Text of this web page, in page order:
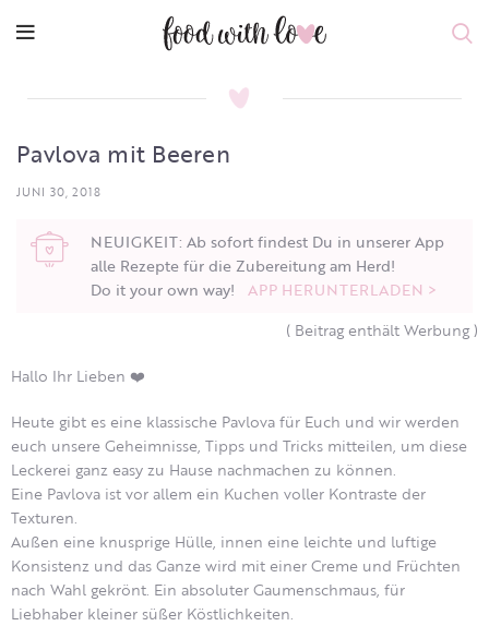
Pavlova mit Beeren
JUNI 30, 2018
NEUIGKEIT: Ab sofort findest Du in unserer App
alle Rezepte für die Zubereitung am Herd!
Do it your own way! APP HERUNTERLADEN >
( Beitrag enthält Werbung )
Hallo Ihr Lieben ❤️
Heute gibt es eine klassische Pavlova für Euch und wir werden
euch unsere Geheimnisse, Tipps und Tricks mitteilen, um diese
Leckerei ganz easy zu Hause nachmachen zu können.
Eine Pavlova ist vor allem ein Kuchen voller Kontraste der
Texturen.
Außen eine knusprige Hülle, innen eine leichte und luftige
Konsistenz und das Ganze wird mit einer Creme und Früchten
nach Wahl gekrönt. Ein absoluter Gaumenschmaus, für
Liebhaber kleiner süßer Köstlichkeiten.